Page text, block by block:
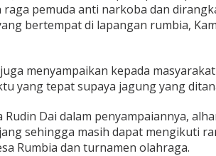
pemuda anti narkoba dan
bertempat di lapangan rumbia,
menyampaikan kepada
yang tepat supaya jagung yang
Rudin Dai dalam penyampaiannya,
sehingga masih dapat mengikuti
Rumbia dan turnamen olahraga.